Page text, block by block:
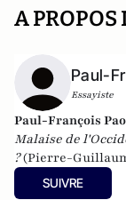
A PROPOS
Paul-
Essayiste
Paul-François
Malaise de
?(Pierre-
l'idéologie
(2016). En 2023, il
SUIVRE